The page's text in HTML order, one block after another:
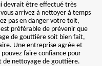
devrait être effectué très
arrivez à nettoyer à temps
pas en danger votre toit,
préférable de prévenir que
de gouttière soit bien fait,
Une entreprise agrée et
faire confiance pour
de nettoyage de gouttière.